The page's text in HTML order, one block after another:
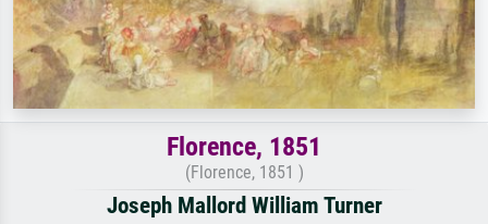
Florence, 1851
(Florence, 1851 )
Joseph Mallord William Turner